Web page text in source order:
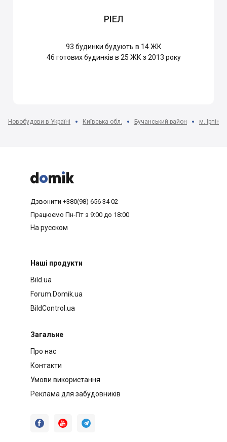
РІЕЛ
93 будинки будують в 14 ЖК
46 готових будинків в 25 ЖК з 2013 року
Новобудови в Україні Київська обл. Бучанський район м. Ірпінь



Дзвонити +380(98) 656 34 02
Працюємо Пн-Пт з 9:00 до 18:00
На русском
Наші продукти
Bild.ua
Forum.Domik.ua
BildControl.ua
Загальне
Про нас
Контакти
Умови використання
Реклама для забудовників
  